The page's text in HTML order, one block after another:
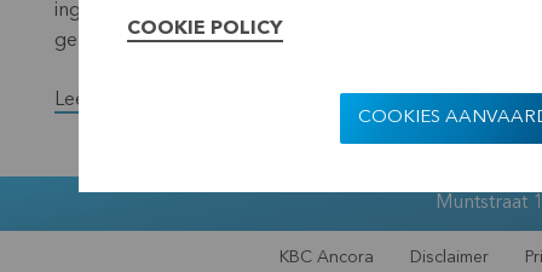
ingekocht, zijnde 1,65% van het totaal aantal
gemiddelde aankoopprijs bedroeg 38,78 euro per
Lees de volledige versie van het persbericht.
Muntstraat
KBC Ancora Disclaimer
COOKIE POLICY
COOKIES